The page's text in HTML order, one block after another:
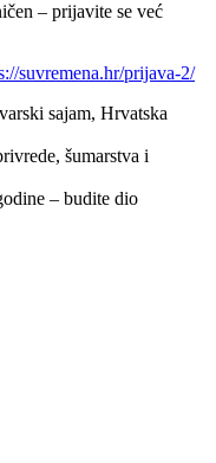
– prijavite se već
suvremena.hr/prijava-2/
sajam, Hrvatska
šumarstva i
– budite dio